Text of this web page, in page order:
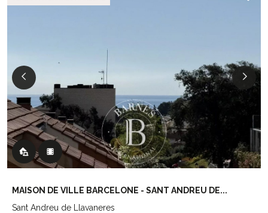
MAISON DE VILLE BARCELONE - SANT ANDREU DE...
Sant Andreu de Llavaneres